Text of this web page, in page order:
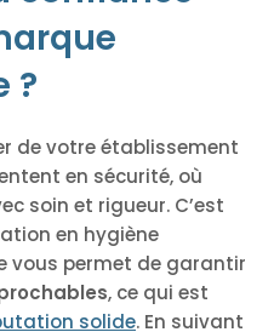
?
de votre établissement
en sécurité, où
soin et rigueur. C’est
en hygiène
vous permet de garantir
, ce qui est
solide. En suivant